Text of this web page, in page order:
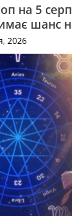
на 5
шанс
2026